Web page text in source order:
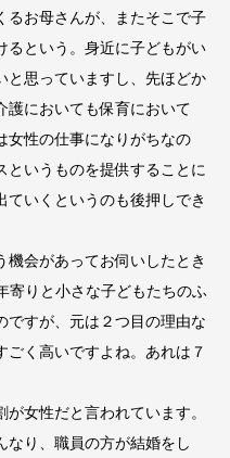
るお母さんが、またそこで子
るという。身近に子どもがい
と思っていますし、先ほどか
護においても保育において
女性の仕事になりがちなの
というものを提供することに
ていくというのも後押しでき
会があってお伺いしたとき
寄りと小さな子どもたちのふ
ですが、元は２つ目の理由な
く高いですよね。あれは７
女性だと言われています。
なり、職員の方が結婚をし